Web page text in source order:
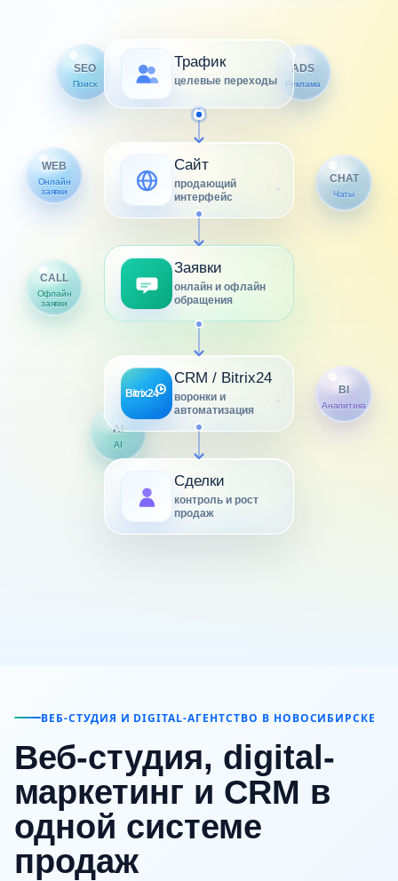
WEB
Онлайн
заявки
ADS
Реклама
SEO
Поиск
CALL
Офлайн
заявки
AI
AI
CHAT
Чаты
BI
Аналитика
Трафик
целевые переходы
Сайт
продающий
интерфейс
Заявки
онлайн и офлайн
обращения
CRM / Bitrix24
воронки и
автоматизация
Сделки
контроль и рост
продаж
ВЕБ-СТУДИЯ И DIGITAL-АГЕНТСТВО В НОВОСИБИРСКЕ
Веб-студия, digital-
маркетинг и CRM в
одной системе
продаж